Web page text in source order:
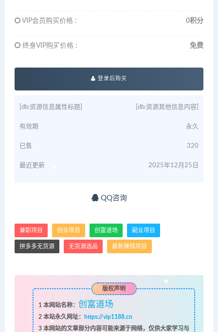
VIP会员购买价格 : 0积分
终身VIP购买价格 : 免费
登录后购买
[db:资源信息属性标题] [db:资源其他信息内容]
有效期 永久
已售 320
最近更新 2025年12月25日
QQ咨询
兼职项目 创业项目 创富道场 副业项目
拼多多无货源 无货源选品 最新赚钱项目
版权声明
1 本网站名称： 创富道场
2本站永久网址：
https://vip1188.cn
3本网站的文章部分内容可能来源于网络，仅供大家学习与